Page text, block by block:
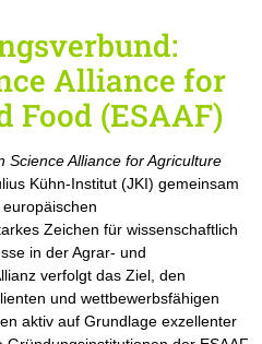
Alliance for
(ESAAF)
Science Alliance for Agriculture
Kühn-Institut (JKI) gemeinsam
Zeichen für wissenschaftlich
in der Agrar- und
verfolgt das Ziel, den
und wettbewerbsfähigen
aktiv auf Grundlage exzellenter